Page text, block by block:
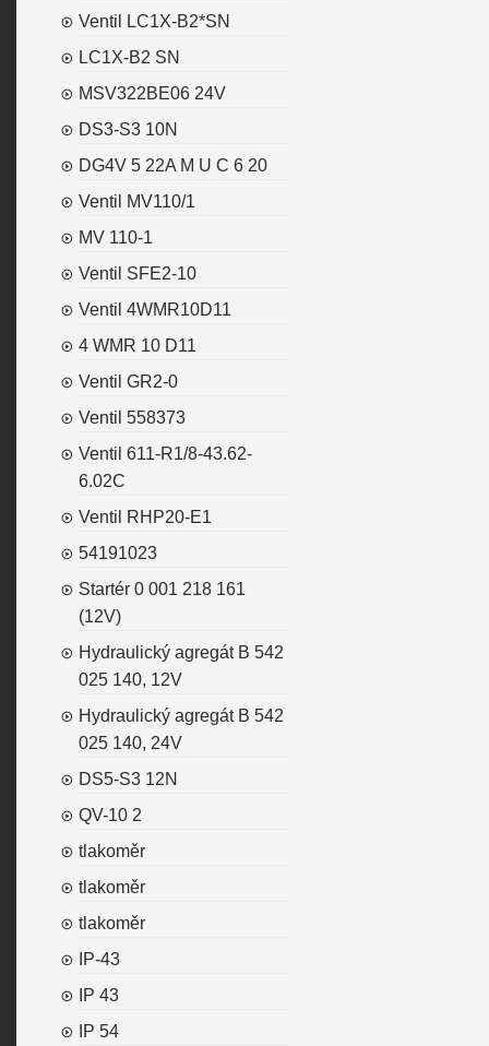
Ventil LC1X-B2*SN
LC1X-B2 SN
MSV322BE06 24V
DS3-S3 10N
DG4V 5 22A M U C 6 20
Ventil MV110/1
MV 110-1
Ventil SFE2-10
Ventil 4WMR10D11
4 WMR 10 D11
Ventil GR2-0
Ventil 558373
Ventil 611-R1/8-43.62-
6.02C
Ventil RHP20-E1
54191023
Startér 0 001 218 161
(12V)
Hydraulický agregát B 542
025 140, 12V
Hydraulický agregát B 542
025 140, 24V
DS5-S3 12N
QV-10 2
tlakoměr
tlakoměr
tlakoměr
IP-43
IP 43
IP 54